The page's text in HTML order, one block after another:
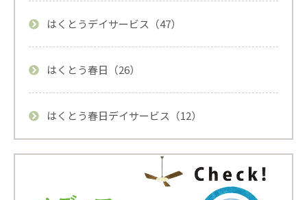
はくとうデイサービス（47）
はくとう春日（26）
はくとう春日デイサービス（12）